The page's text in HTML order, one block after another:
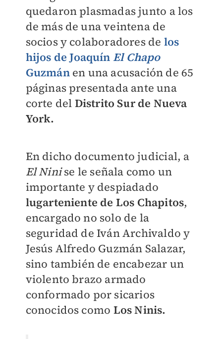
quedaron plasmadas junto a los
de más de una veintena de
socios y colaboradores de los
hijos de Joaquín El Chapo
Guzmánen una acusación de 65
páginas presentada ante una
corte del Distrito Sur de Nueva
York.
En dicho documento judicial, a
El Ninise le señala como un
importante y despiadado
lugarteniente de Los Chapitos,
encargado no solo de la
seguridad de Iván Archivaldo y
Jesús Alfredo Guzmán Salazar,
sino también de encabezar un
violento brazo armado
conformado por sicarios
conocidos como Los Ninis.